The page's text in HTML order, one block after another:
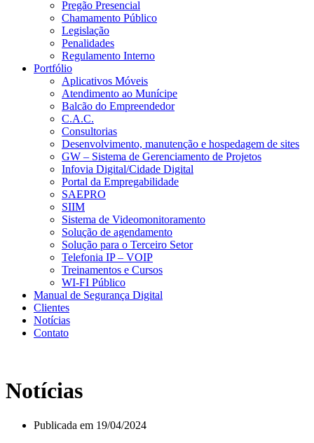
Pregão Presencial
Chamamento Público
Legislação
Penalidades
Regulamento Interno
Portfólio
Aplicativos Móveis
Atendimento ao Munícipe
Balcão do Empreendedor
C.A.C.
Consultorias
Desenvolvimento, manutenção e hospedagem de sites
GW – Sistema de Gerenciamento de Projetos
Infovia Digital/Cidade Digital
Portal da Empregabilidade
SAEPRO
SIIM
Sistema de Videomonitoramento
Solução de agendamento
Solução para o Terceiro Setor
Telefonia IP – VOIP
Treinamentos e Cursos
WI-FI Público
Manual de Segurança Digital
Clientes
Notícias
Contato
Notícias
Publicada em 19/04/2024